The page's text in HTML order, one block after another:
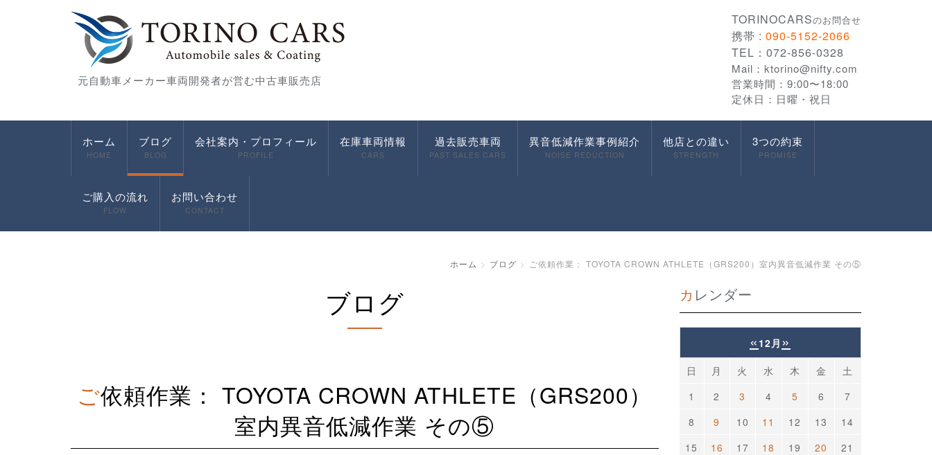
元自動車メーカー車両開発者が営む中古車販売店
TORINOCARSのお問合せ
携帯 : 090-5152-2066
TEL：072-856-0328
Mail： ktorino@nifty.com
営業時間：9:00〜18:00
定休日：日曜・祝日
ホーム
HOME
ブログ
BLOG
会社案内・プロフィール
PROFILE
在庫車両情報
CARS
過去販売車両
PAST SALES CARS
異音低減作業事例紹介
NOISE REDUCTION
他店との違い
STRENGTH
3つの約束
PROMISE
ご購入の流れ
FLOW
お問い合わせ
CONTACT
ホーム ブログ ご依頼作業： TOYOTA CROWN ATHLETE（GRS200）室内異音低減作業 その⑤
ブログ
ご依頼作業： TOYOTA CROWN ATHLETE（GRS200）
室内異音低減作業 その⑤
カレンダー
« 12月 »
日 月 火 水 木 金
土
1
2 3 4 5 6
7
8
9 10 11 12 13
14
15
16 17 18 19 20
21